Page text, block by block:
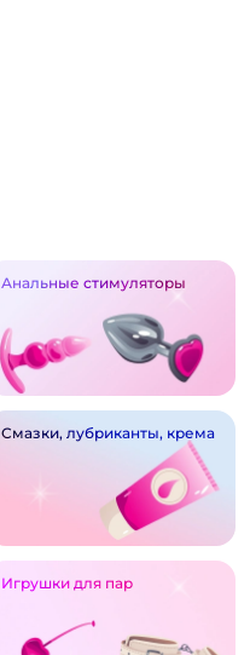
Анальные стимуляторы
Смазки, лубриканты, крема
Игрушки для пар